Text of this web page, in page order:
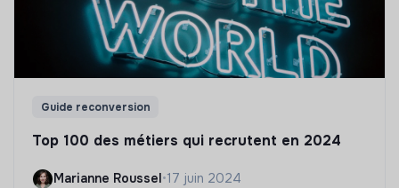
Guide reconversion
Top 100 des métiers qui recrutent en 2024
Marianne Roussel •17 juin 2024